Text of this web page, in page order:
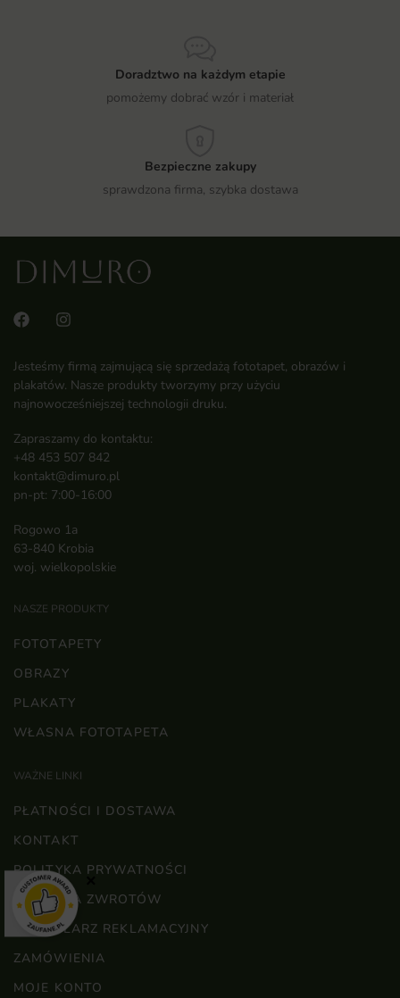
Doradztwo na każdym etapie
pomożemy dobrać wzór i materiał
Bezpieczne zakupy
sprawdzona firma, szybka dostawa
Jesteśmy firmą zajmującą się sprzedażą fototapet, obrazów i
plakatów. Nasze produkty tworzymy przy użyciu
najnowocześniejszej technologii druku.
Zapraszamy do kontaktu:
+48 453 507 842
kontakt@dimuro.pl
pn-pt: 7:00-16:00
Rogowo 1a
63-840 Krobia
woj. wielkopolskie
NASZE PRODUKTY
FOTOTAPETY
OBRAZY
PLAKATY
WŁASNA FOTOTAPETA
WAŻNE LINKI
PŁATNOŚCI I DOSTAWA
KONTAKT
POLITYKA PRYWATNOŚCI
POLITYKA ZWROTÓW
FORMULARZ REKLAMACYJNY
ZAMÓWIENIA
MOJE KONTO